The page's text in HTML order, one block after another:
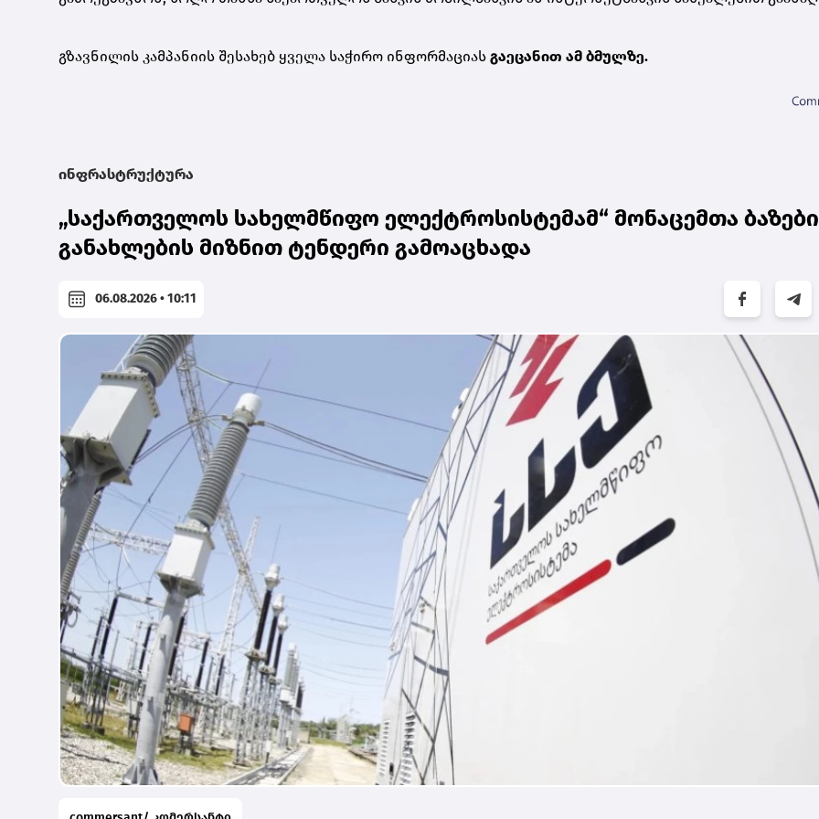
გზავნილის კამპანიის შესახებ ყველა საჭირო ინფორმაციას გაეცანით ამ ბმულზე.
ინფრასტრუქტურა
„საქართველოს სახელმწიფო ელექტროსისტემამ“ მონაცემთა
განახლების მიზნით ტენდერი გამოაცხადა
06.08.2026 • 10:11